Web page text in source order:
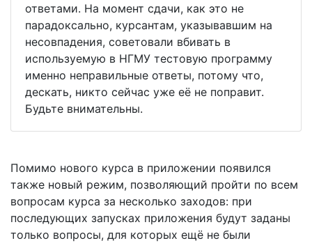
ответами. На момент сдачи, как это не
парадоксально, курсантам, указывавшим на
несовпадения, советовали вбивать в
используемую в НГМУ тестовую программу
именно неправильные ответы, потому что,
дескать, никто сейчас уже её не поправит.
Будьте внимательны.
Помимо нового курса в приложении появился
также новый режим, позволяющий пройти по всем
вопросам курса за несколько заходов: при
последующих запусках приложения будут заданы
только вопросы, для которых ещё не были